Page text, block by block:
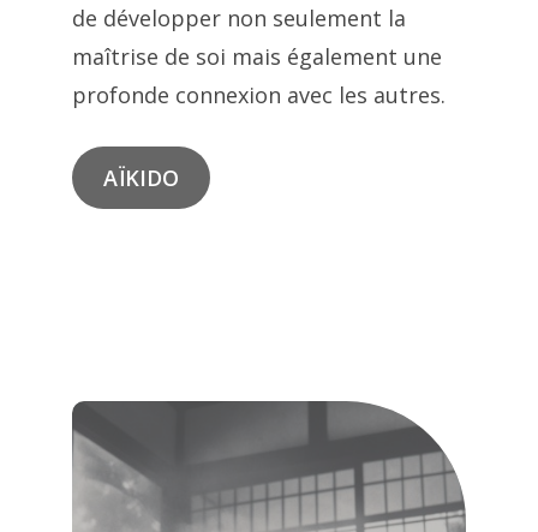
de développer non seulement la
maîtrise de soi mais également une
profonde connexion avec les autres.
AÏKIDO